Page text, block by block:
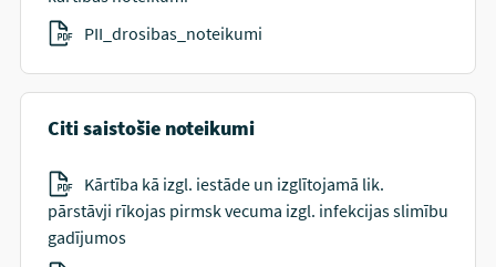
PII_drosibas_noteikumi
Citi saistošie noteikumi
Kārtība kā izgl. iestāde un izglītojamā lik.
pārstāvji rīkojas pirmsk vecuma izgl. infekcijas slimību
gadījumos